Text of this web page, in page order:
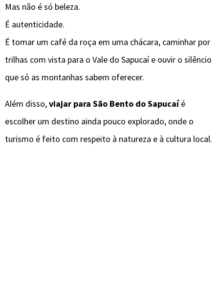
Mas não é só beleza.
É autenticidade.
É tomar um café da roça em uma chácara, caminhar por
trilhas com vista para o Vale do Sapucaí e ouvir o silêncio
que só as montanhas sabem oferecer.
Além disso,viajar para São Bento do Sapucaíé
escolher um destino ainda pouco explorado, onde o
turismo é feito com respeito à natureza e à cultura local.